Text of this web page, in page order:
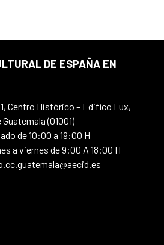
DE ESPAÑA EN
Centro Histórico – Edifico Lux,
(01001)
de 10:00 a 19:00 H
a viernes de 9:00 A 18:00 H